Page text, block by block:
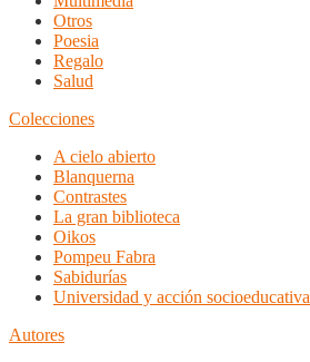
Otros
Poesia
Regalo
Salud
Colecciones
A cielo abierto
Blanquerna
Contrastes
La gran biblioteca
Oikos
Pompeu Fabra
Sabidurías
Universidad y acción socioeducativa
Autores